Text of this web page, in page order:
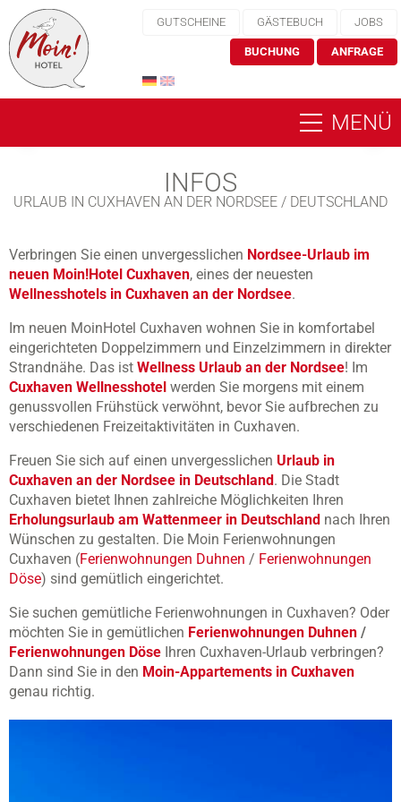
GUTSCHEINE GÄSTEBUCH JOBS
BUCHUNG ANFRAGE
MENÜ
INFOS
URLAUB IN CUXHAVEN AN DER NORDSEE / DEUTSCHLAND
Verbringen Sie einen unvergesslichen Nordsee-Urlaub im
neuen Moin!Hotel Cuxhaven, eines der neuesten
Wellnesshotels in Cuxhaven an der Nordsee.
Im neuen MoinHotel Cuxhaven wohnen Sie in komfortabel
eingerichteten Doppelzimmern und Einzelzimmern in direkter
Strandnähe. Das ist Wellness Urlaub an der Nordsee! Im
Cuxhaven Wellnesshotel werden Sie morgens mit einem
genussvollen Frühstück verwöhnt, bevor Sie aufbrechen zu
verschiedenen Freizeitaktivitäten in Cuxhaven.
Freuen Sie sich auf einen unvergesslichen Urlaub in
Cuxhaven an der Nordsee in Deutschland. Die Stadt
Cuxhaven bietet Ihnen zahlreiche Möglichkeiten Ihren
Erholungsurlaub am Wattenmeer in Deutschland nach Ihren
Wünschen zu gestalten. Die Moin Ferienwohnungen
Cuxhaven (Ferienwohnungen Duhnen / Ferienwohnungen
Döse) sind gemütlich eingerichtet.
Sie suchen gemütliche Ferienwohnungen in Cuxhaven? Oder
möchten Sie in gemütlichen Ferienwohnungen Duhnen /
Ferienwohnungen Döse Ihren Cuxhaven-Urlaub verbringen?
Dann sind Sie in den Moin-Appartements in Cuxhaven
genau richtig.